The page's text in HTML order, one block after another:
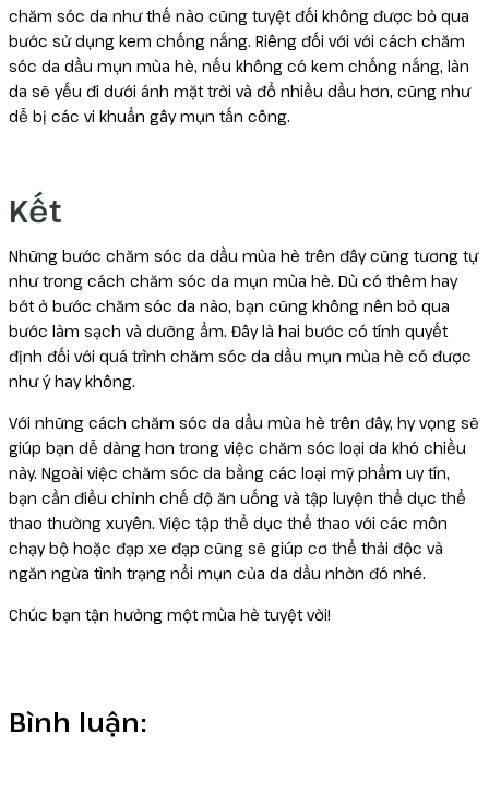
chăm sóc da như thế nào cũng tuyệt đối không được bỏ qua
bước sử dụng kem chống nắng. Riêng đối với với cách chăm
sóc da dầu mụn mùa hè, nếu không có kem chống nắng, làn
da sẽ yếu đi dưới ánh mặt trời và đổ nhiều dầu hơn, cũng như
dễ bị các vi khuẩn gây mụn tấn công.
Kết
Những bước chăm sóc da dầu mùa hè trên đây cũng tương tự
như trong cách chăm sóc da mụn mùa hè. Dù có thêm hay
bớt ở bước chăm sóc da nào, bạn cũng không nên bỏ qua
bước làm sạch và dưỡng ẩm. Đây là hai bước có tính quyết
định đối với quá trình chăm sóc da dầu mụn mùa hè có được
như ý hay không.
Với những cách chăm sóc da dầu mùa hè trên đây, hy vọng sẽ
giúp bạn dễ dàng hơn trong việc chăm sóc loại da khó chiều
này. Ngoài việc chăm sóc da bằng các loại mỹ phẩm uy tín,
bạn cần điều chỉnh chế độ ăn uống và tập luyện thể dục thể
thao thường xuyên. Việc tập thể dục thể thao với các môn
chạy bộ hoặc đạp xe đạp cũng sẽ giúp cơ thể thải độc và
ngăn ngừa tình trạng nổi mụn của da dầu nhờn đó nhé.
Chúc bạn tận hưởng một mùa hè tuyệt vời!
Bình luận: